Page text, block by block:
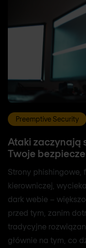
Preemptive Security
Ataki zaczynają
Twoje
Strony phishingowe,
kierowniczej,
dark webie –
przed tym, zanim
tradycyjne
głównie na tym, co